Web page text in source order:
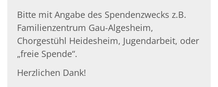
Bitte mit Angabe des Spendenzwecks z.B.
Familienzentrum Gau-Algesheim,
Chorgestühl Heidesheim, Jugendarbeit, oder
„freie Spende“.
Herzlichen Dank!